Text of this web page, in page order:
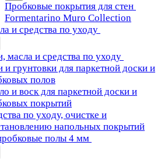
Пробковые покрытия для стен
Formentarino Muro Collection
и средства по уходу
масла и средства по уходу
и грунтовки для паркетной доски и
полов
и воск для паркетной доски и
покрытий
по уходу, очистке и
напольных покрытий
полы 4 мм